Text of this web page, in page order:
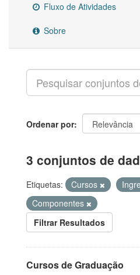
Fluxo de Atividades
Sobre
Ordenar por
3 conjuntos de
Etiquetas: Cursos
Componentes
Filtrar Resultados
Cursos de Graduação